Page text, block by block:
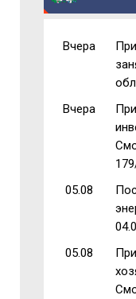
Вчера
Вчера
05.08
05.08